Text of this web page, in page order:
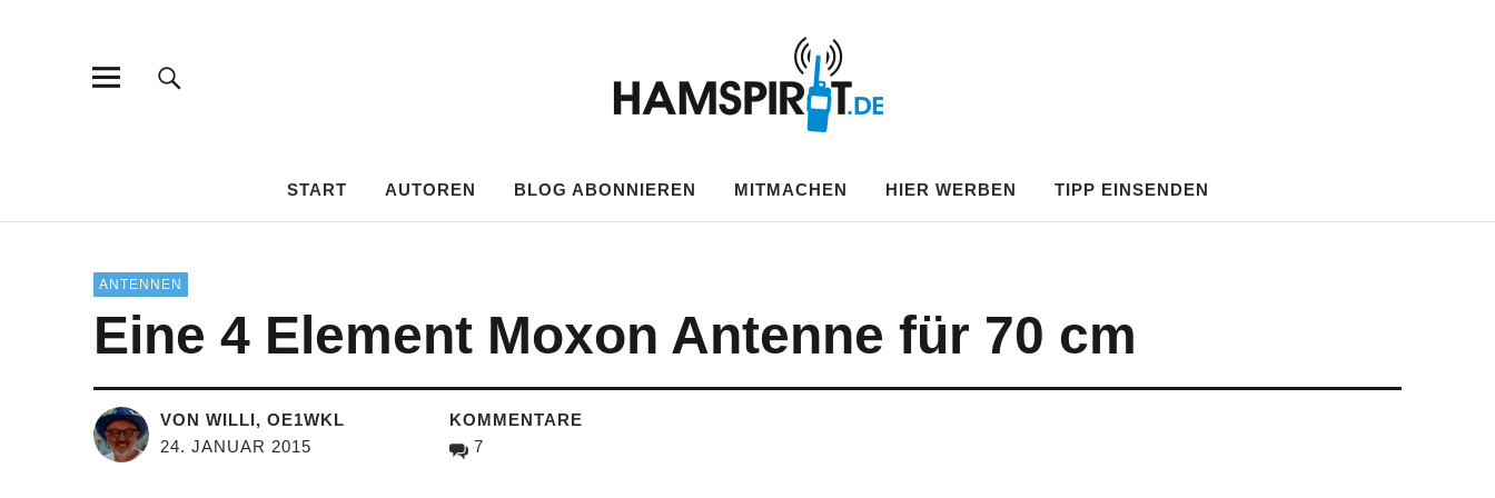
HAMSPIRIT.DE
START AUTOREN BLOG ABONNIEREN MITMACHEN HIER WERBEN TIPP EINSENDEN
ANTENNEN
Eine 4 Element Moxon Antenne für 70 cm
VON WILLI, OE1WKL
24. JANUAR 2015
KOMMENTARE
7